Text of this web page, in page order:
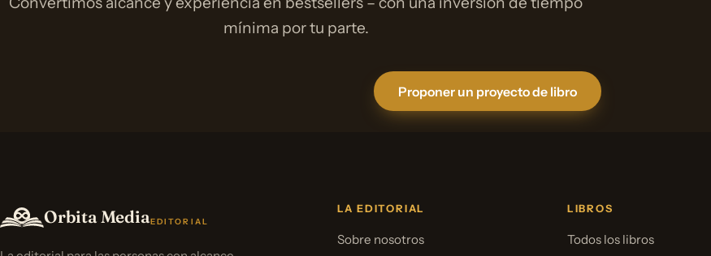
mínima por tu parte.
Proponer un proyecto de libro
Orbita MediaEDITORIAL
LA EDITORIAL
Sobre nosotros
LIBROS
Todos los libros